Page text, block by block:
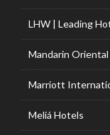
LHW | Leading
Mandarin Oriental
Marriott
Meliá Hotels